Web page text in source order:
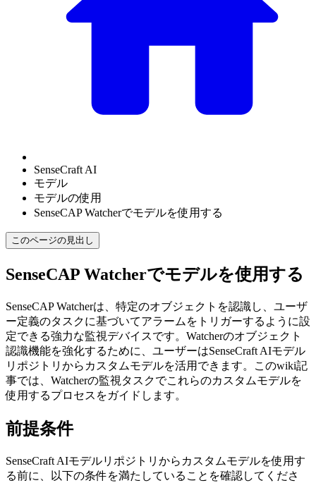
SenseCraft AI
モデル
モデルの使用
SenseCAP Watcherでモデルを使用する
このページの見出し
SenseCAP Watcherでモデルを使用する
SenseCAP Watcherは、特定のオブジェクトを認識し、ユーザ
ー定義のタスクに基づいてアラームをトリガーするように設
定できる強力な監視デバイスです。Watcherのオブジェクト
認識機能を強化するために、ユーザーはSenseCraft AIモデル
リポジトリからカスタムモデルを活用できます。このwiki記
事では、Watcherの監視タスクでこれらのカスタムモデルを
使用するプロセスをガイドします。
前提条件
SenseCraft AIモデルリポジトリからカスタムモデルを使用す
る前に、以下の条件を満たしていることを確認してくださ